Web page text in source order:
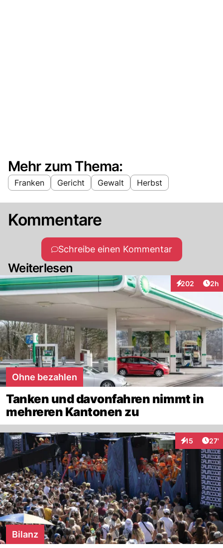
Mehr zum Thema:
Franken Gericht Gewalt Herbst
Kommentare
Schreibe einen Kommentar
Weiterlesen
202
Interaktionen
2h
Ohne bezahlen
Tanken und davonfahren nimmt in
mehreren Kantonen zu
15
Interaktionen
27'
Bilanz